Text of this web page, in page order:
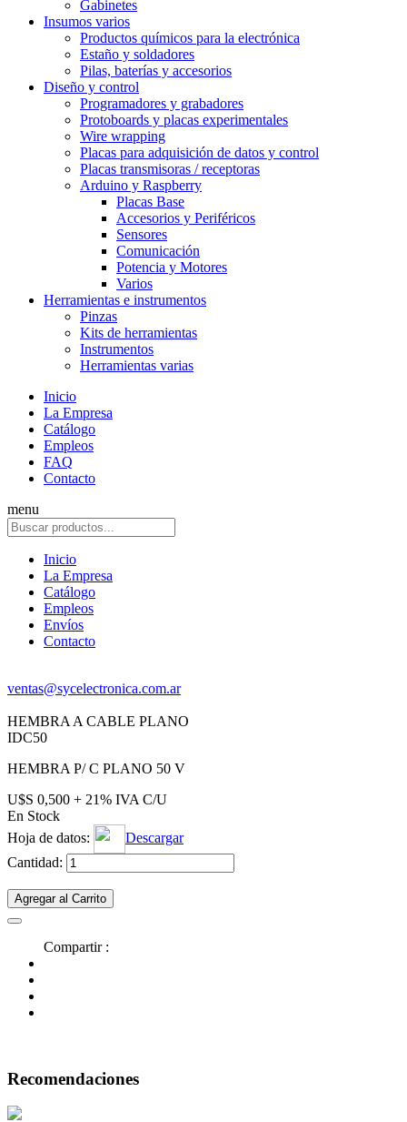
Gabinetes
Insumos varios
Productos químicos para la electrónica
Estaño y soldadores
Pilas, baterías y accesorios
Diseño y control
Programadores y grabadores
Protoboards y placas experimentales
Wire wrapping
Placas para adquisición de datos y control
Placas transmisoras / receptoras
Arduino y Raspberry
Placas Base
Accesorios y Periféricos
Sensores
Comunicación
Potencia y Motores
Varios
Herramientas e instrumentos
Pinzas
Kits de herramientas
Instrumentos
Herramientas varias
Inicio
La Empresa
Catálogo
Empleos
FAQ
Contacto
menu
Inicio
La Empresa
Catálogo
Empleos
Envíos
Contacto
ventas@sycelectronica.com.ar
HEMBRA A CABLE PLANO
IDC50
HEMBRA P/ C PLANO 50 V
U$S 0,500 + 21% IVA C/U
En Stock
Hoja de datos:
Descargar
Cantidad:
Agregar al Carrito
Compartir :
Recomendaciones